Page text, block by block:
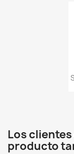
Los
producto